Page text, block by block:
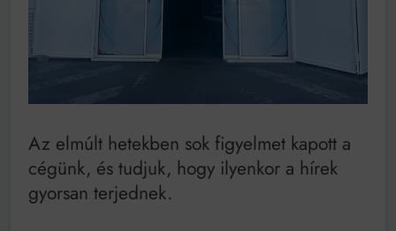
Mindenki a világot akarja uralni – de nem csak a 80-
működik, ha jól van felújítva
Az elmúlt hetekben sok figyelmet kapott a
cégünk, és tudjuk, hogy ilyenkor a hírek
gyorsan terjednek.